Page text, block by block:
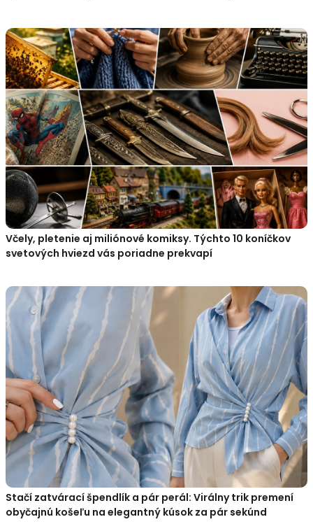
Včely, pletenie aj miliónové komiksy. Týchto 10 koníčkov
svetových hviezd vás poriadne prekvapí
Stačí zatvárací špendlík a pár perál: Virálny trik premení
obyčajnú košeľu na elegantný kúsok za pár sekúnd